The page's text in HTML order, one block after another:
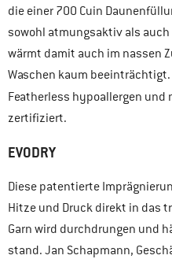
die einer 700 Cuin
sowohl atmungsaktiv als
wärmt damit auch im nassen
Waschen kaum
Featherless hypoallergen und
zertifiziert.
EVODRY
Diese patentierte
Hitze und Druck direkt in das
Garn wird durchdrungen und
stand. Jan Schapmann,